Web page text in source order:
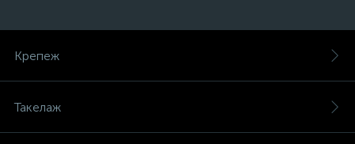
Крепеж
Такелаж